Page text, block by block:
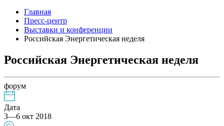
Главная
Пресс-центр
Выставки и конференции
Российская Энергетическая неделя
Российская Энергетическая неделя
форум
Дата
3—6 окт 2018